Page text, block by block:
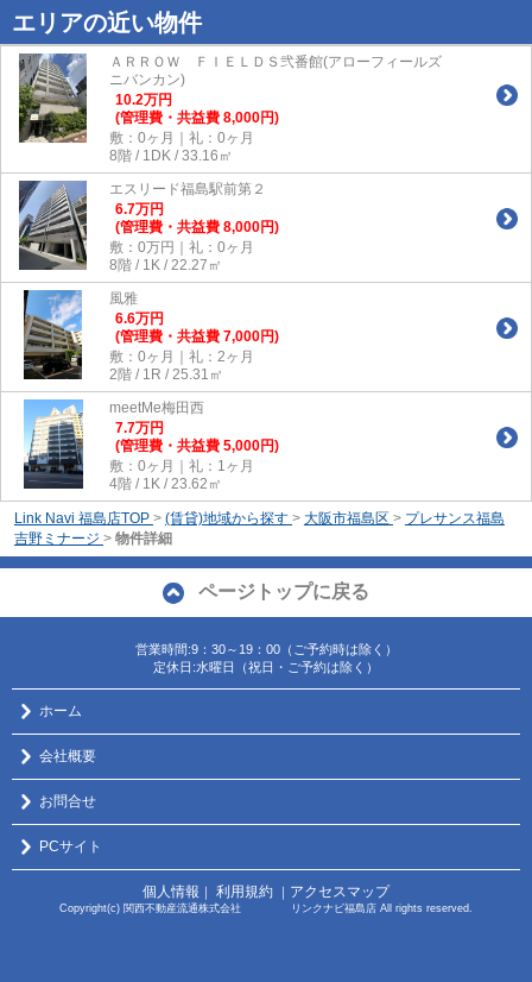
エリアの近い物件
ＡＲＲＯＷ ＦＩＥＬＤＳ弐番館(アローフィールズ
ニバンカン)
10.2万円
(管理費・共益費 8,000円)
敷：0ヶ月｜礼：0ヶ月
8階 / 1DK / 33.16㎡
エスリード福島駅前第２
6.7万円
(管理費・共益費 8,000円)
敷：0万円｜礼：0ヶ月
8階 / 1K / 22.27㎡
風雅
6.6万円
(管理費・共益費 7,000円)
敷：0ヶ月｜礼：2ヶ月
2階 / 1R / 25.31㎡
meetMe梅田西
7.7万円
(管理費・共益費 5,000円)
敷：0ヶ月｜礼：1ヶ月
4階 / 1K / 23.62㎡
Link Navi 福島店TOP > (賃貸)地域から探す > 大阪市福島区 > プレサンス福島
吉野ミナージ > 物件詳細
ページトップに戻る
営業時間:9：30～19：00（ご予約時は除く）
定休日:水曜日（祝日・ご予約は除く）
ホーム
会社概要
お問合せ
PCサイト
個人情報 ｜ 利用規約 ｜ アクセスマップ
Copyright(c) 関西不動産流通株式会社 リンクナビ福島店 All rights reserved.